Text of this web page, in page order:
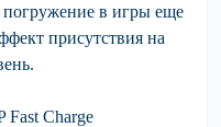
в игры еще
присутствия на
Fast Charge